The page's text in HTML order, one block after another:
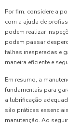
Por fim, considere a
com a ajuda de
podem realizar
podem passar
falhas inesperadas e
maneira eficiente e
Em resumo, a
fundamentais para
a lubrificação
são práticas
manutenção. Ao